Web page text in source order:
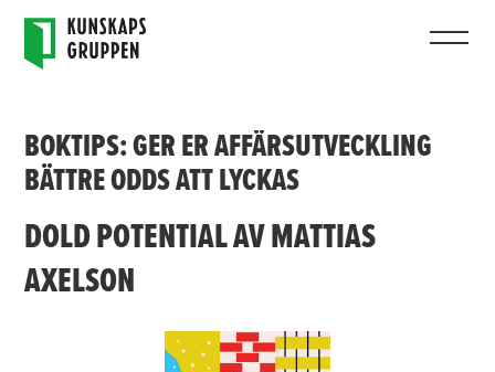
BOKTIPS: GER ER AFFÄRSUTVECKLING
BÄTTRE ODDS ATT LYCKAS
DOLD POTENTIAL AV MATTIAS
AXELSON